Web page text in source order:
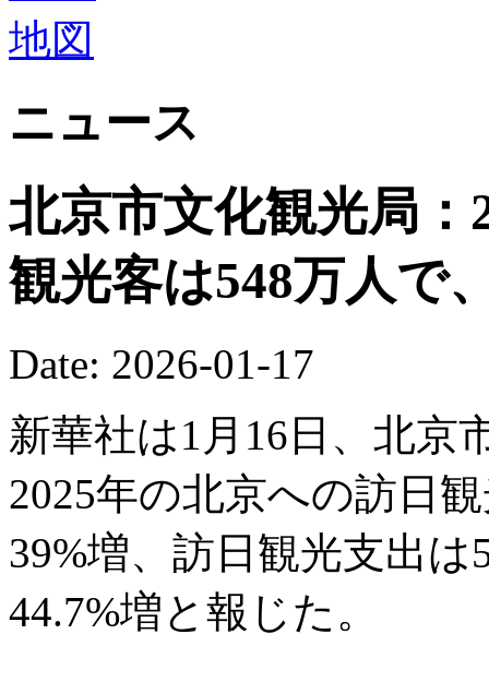
ニュース
北京市文化観光局
観光客は548万人で
Date: 2026-01-17
新華社は1月16日、北京
2025年の北京への訪日
39%増、訪日観光支出
44.7%増と報じた。